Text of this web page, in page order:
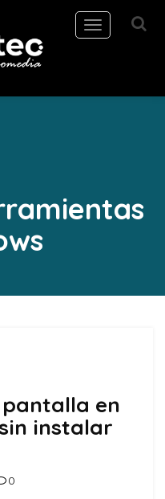
Toggle
navigation
en
sin instalar
0